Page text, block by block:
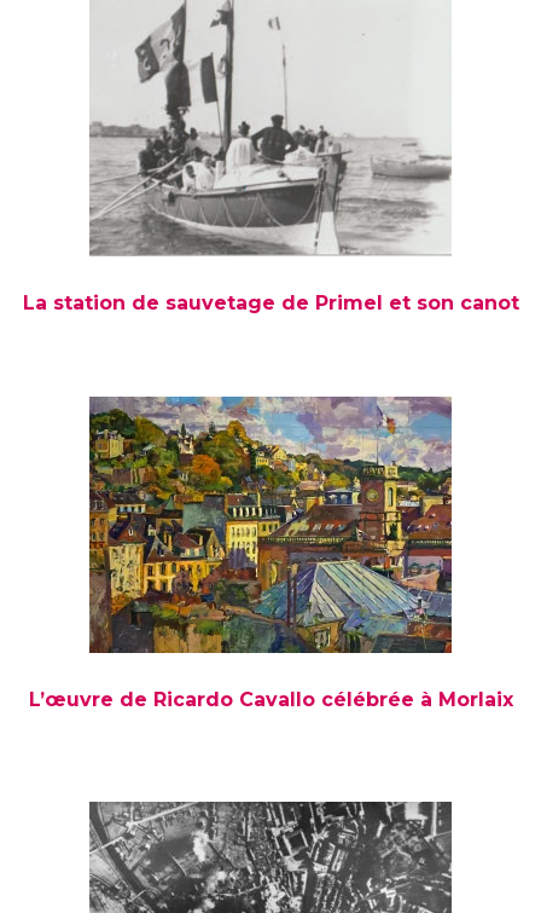
La station de sauvetage de Primel et son canot
L’œuvre de Ricardo Cavallo célébrée à Morlaix